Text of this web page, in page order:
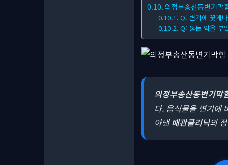
의정부송산동변기막
Q: 변기에 꽃게
Q: 뚫는 약을 부
의정부송산동변기막
다. 음식물을 변기에
아낸배관클리닉의